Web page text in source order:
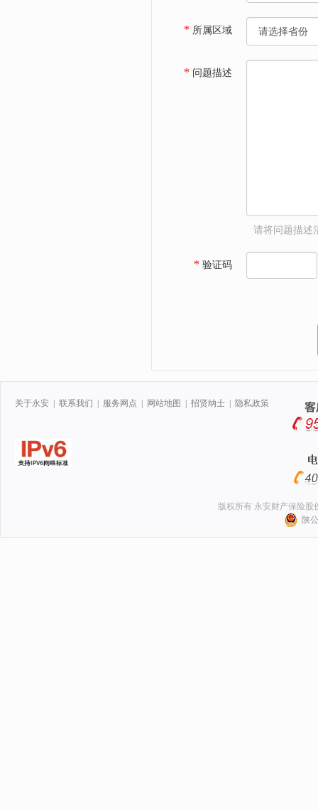
* 所属区域
* 问题描述
请将问题描述
* 验证码
关于永安 联系我们 服务网点 网站地图 招贤纳士 隐私政策
版权所有 永安财产保险股
陕